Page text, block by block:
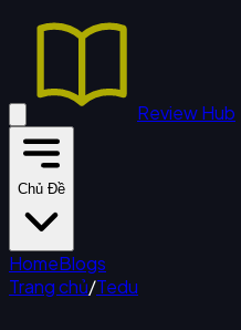
Review Hub
Chủ Đề
HomeBlogs
Trang chủ/Tedu